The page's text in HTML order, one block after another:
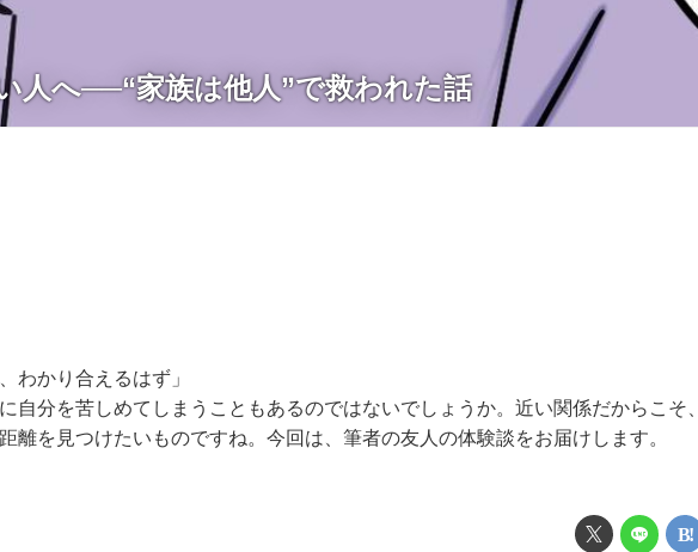
人へ──“家族は他人”で救われた話
わかり合えるはず」
自分を苦しめてしまうこともあるのではないでしょうか。近い関係だからこそ、
離を見つけたいものですね。今回は、筆者の友人の体験談をお届けします。